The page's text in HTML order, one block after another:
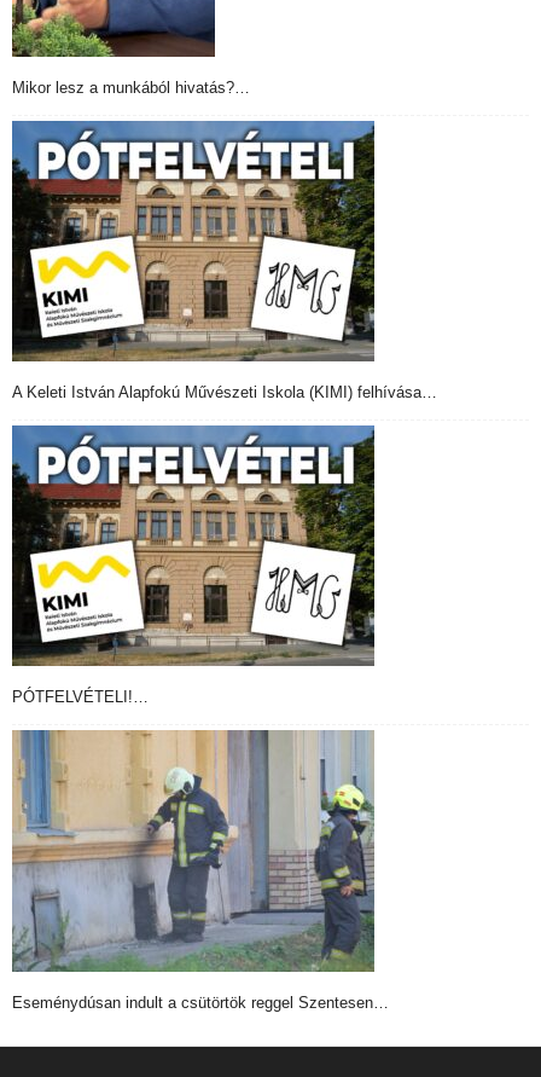
Mikor lesz a munkából hivatás?…
A Keleti István Alapfokú Művészeti Iskola (KIMI) felhívása…
PÓTFELVÉTELI!…
Eseménydúsan indult a csütörtök reggel Szentesen…